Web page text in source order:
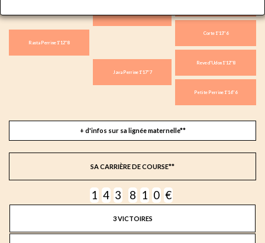
Rasta Perrine 1'12''8
Corte 1'13''6
Java Perrine 1'17''7
Reve d'Udon 1'12''8
Petite Perrine 1'16''6
+ d'infos sur sa lignée maternelle**
SA CARRIÈRE DE COURSE**
1 4 3 8 1 0 €
3 VICTOIRES